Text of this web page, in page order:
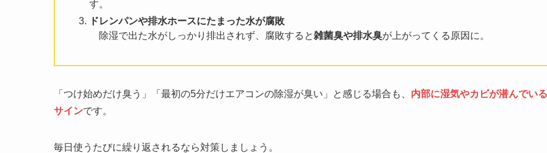
す。
ドレンパンや排水ホースにたまった水が腐敗
除湿で出た水がしっかり排出されず、腐敗すると雑菌臭や排水臭が上がってくる原因に。
「つけ始めだけ臭う」「最初の5分だけエアコンの除湿が臭い」と感じる場合も、 内部に湿気やカビが潜んでいる
サインです。
毎日使うたびに繰り返されるなら対策しましょう。